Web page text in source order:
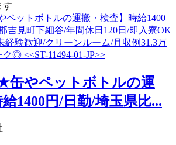
す
缶やペットボトルの運
1400円/日勤/埼玉県比...